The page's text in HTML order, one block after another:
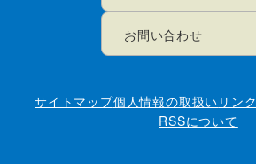
お問い合わせ
サイトマップ個人情報の取扱い リンク
RSSについて